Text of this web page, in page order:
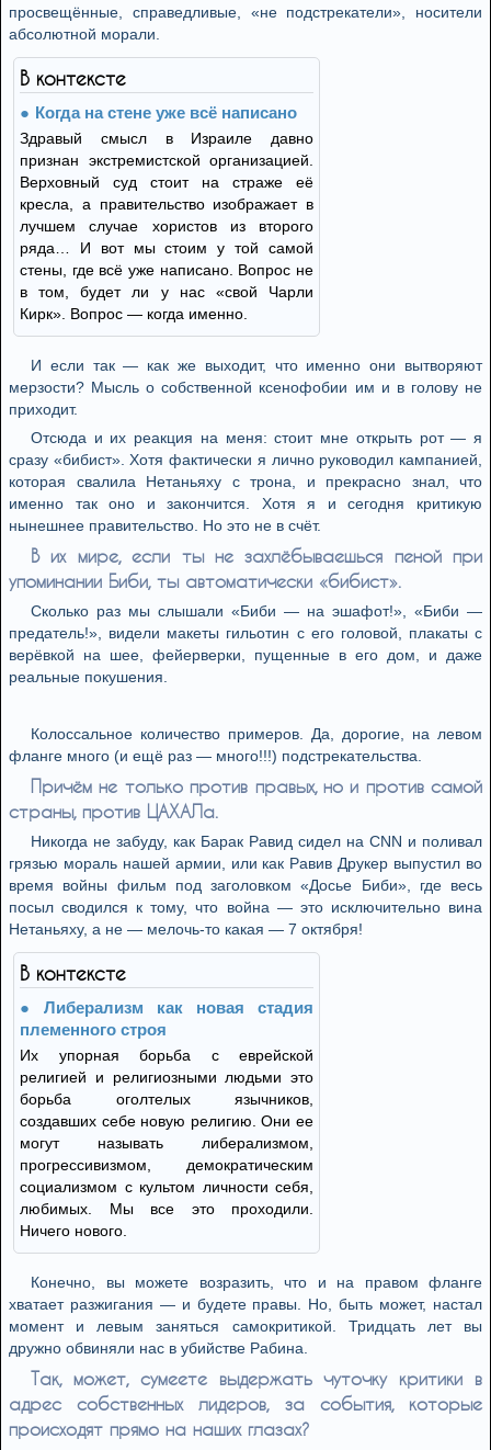
просвещённые, справедливые, «не подстрекатели», носители
абсолютной морали.
В контексте
Когда на стене уже всё написано
Здравый смысл в Израиле давно
признан экстремистской организацией.
Верховный суд стоит на страже её
кресла, а правительство изображает в
лучшем случае хористов из второго
ряда… И вот мы стоим у той самой
стены, где всё уже написано. Вопрос не
в том, будет ли у нас «свой Чарли
Кирк». Вопрос — когда именно.
И если так — как же выходит, что именно они вытворяют
мерзости? Мысль о собственной ксенофобии им и в голову не
приходит.
Отсюда и их реакция на меня: стоит мне открыть рот — я
сразу «бибист». Хотя фактически я лично руководил кампанией,
которая свалила Нетаньяху с трона, и прекрасно знал, что
именно так оно и закончится. Хотя я и сегодня критикую
нынешнее правительство. Но это не в счёт.
В их мире, если ты не захлёбываешься пеной при
упоминании Биби, ты автоматически «бибист».
Сколько раз мы слышали «Биби — на эшафот!», «Биби —
предатель!», видели макеты гильотин с его головой, плакаты с
верёвкой на шее, фейерверки, пущенные в его дом, и даже
реальные покушения.
Колоссальное количество примеров. Да, дорогие, на левом
фланге много (и ещё раз — много!!!) подстрекательства.
Причём не только против правых, но и против самой
страны, против ЦАХАЛа.
Никогда не забуду, как Барак Равид сидел на CNN и поливал
грязью мораль нашей армии, или как Равив Друкер выпустил во
время войны фильм под заголовком «Досье Биби», где весь
посыл сводился к тому, что война — это исключительно вина
Нетаньяху, а не — мелочь-то какая — 7 октября!
В контексте
Либерализм как новая стадия
племенного строя
Их упорная борьба с еврейской
религией и религиозными людьми это
борьба оголтелых язычников,
создавших себе новую религию. Они ее
могут называть либерализмом,
прогрессивизмом, демократическим
социализмом с культом личности себя,
любимых. Мы все это проходили.
Ничего нового.
Конечно, вы можете возразить, что и на правом фланге
хватает разжигания — и будете правы. Но, быть может, настал
момент и левым заняться самокритикой. Тридцать лет вы
дружно обвиняли нас в убийстве Рабина.
Так, может, сумеете выдержать чуточку критики в
адрес собственных лидеров, за события, которые
происходят прямо на наших глазах?